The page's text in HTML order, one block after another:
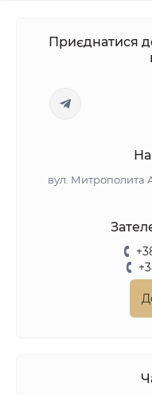
Приєднатися
вул. Митрополита